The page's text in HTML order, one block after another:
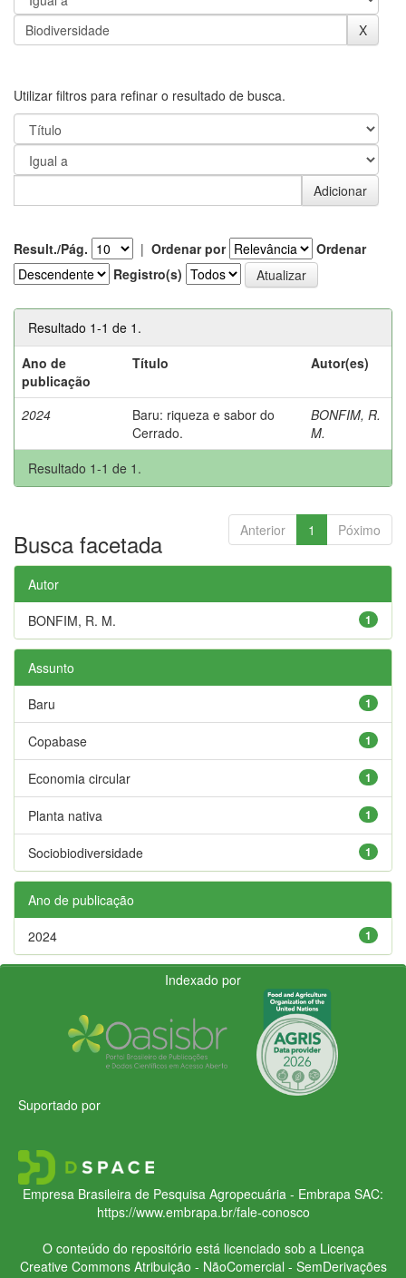
Utilizar filtros para refinar o resultado de busca.
Result./Pág. | Ordenar por
Ordenar
Registro(s)
Resultado 1-1 de 1.
Ano de
publicação
Título Autor(es)
2024
Baru: riqueza e sabor do
Cerrado.
BONFIM, R.
M.
Resultado 1-1 de 1.
Anterior 1 Póximo
Busca facetada
Autor
1
BONFIM, R. M.
Assunto
1
Baru
1
Copabase
1
Economia circular
1
Planta nativa
1
Sociobiodiversidade
Ano de publicação
1
2024
Indexado por
Suportado por
Empresa Brasileira de Pesquisa Agropecuária - Embrapa SAC:
https://www.embrapa.br/fale-conosco
O conteúdo do repositório está licenciado sob a Licença
Creative CommonsAtribuição - NãoComercial - SemDerivações